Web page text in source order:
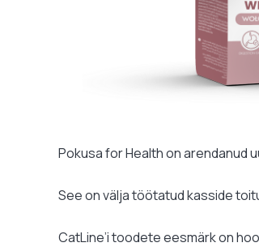
Pokusa for Health on arendanud
See on välja töötatud kasside
CatLine’i toodete eesmärk on